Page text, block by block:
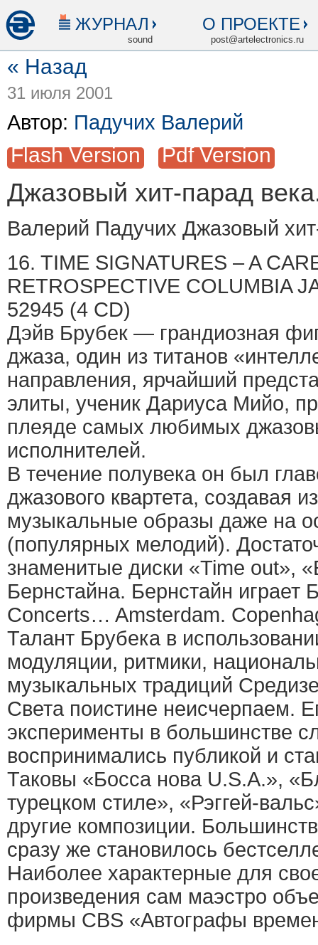
ЖУРНАЛ
sound
О ПРОЕКТЕ
post@artelectronics.ru
« Назад
31 июля 2001
Автор: Падучих Валерий
Flash Version Pdf Version
Джазовый хит-парад
Валерий Падучих Джазовый
16. TIME SIGNATURES – A
RETROSPECTIVE COLUMBIA
52945 (4 CD)
Дэйв Брубек — грандиозная
джаза, один из титанов
направления, ярчайший
элиты, ученик Дариуса Мийо,
плеяде самых любимых
исполнителей.
В течение полувека он был
джазового квартета, создавая
музыкальные образы даже на
(популярных мелодий).
знаменитые диски «Time out»,
Бернстайна. Бернстайн играет
Concerts… Amsterdam.
Талант Брубека в
модуляции, ритмики,
музыкальных традиций
Света поистине неисчерпаем.
эксперименты в большинстве
воспринимались публикой и
Таковы «Босса нова U.S.A.»,
турецком стиле», «Рэггей-
другие композиции.
сразу же становилось
Наиболее характерные для
произведения сам маэстро
фирмы CBS «Автографы